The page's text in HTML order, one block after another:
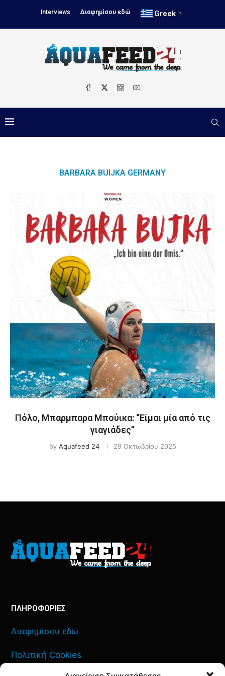
Interviews Διαφημίσου εδώ Greek ▼
BARBARA BUIJKA GERMANY
Πόλο, Μπαρμπαρα Μπούικα: “Είμαι μία από τις
γιαγιάδες”
by Aquafeed 24 29 Οκτωβρίου 2025
ΠΛΗΡΟΦΟΡΙΕΣ
Διαφημίσου εδώ
Πολιτική Cookies